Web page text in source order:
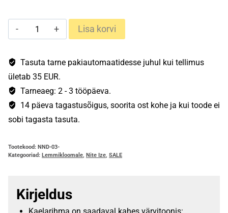
NiteDawg
valgustusega
koerale
(25-
Lisa korvi
Tasuta tarne pakiautomaatidesse juhul kui tellimus
ületab 35 EUR.
Tarneaeg: 2 - 3 tööpäeva.
14 päeva tagastusõigus, soorita ost kohe ja kui toode ei
sobi tagasta tasuta.
Tootekood: NND-03-
Kategooriad: Lemmikloomale, Nite Ize, SALE
Kirjeldus